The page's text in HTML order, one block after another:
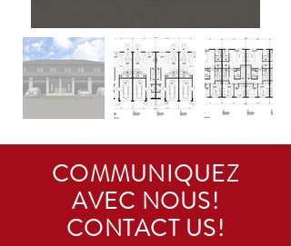
COMMUNIQUEZ
AVEC NOUS!
CONTACT US!